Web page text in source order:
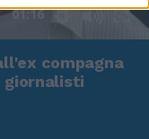
01:16
compagna
giornalisti